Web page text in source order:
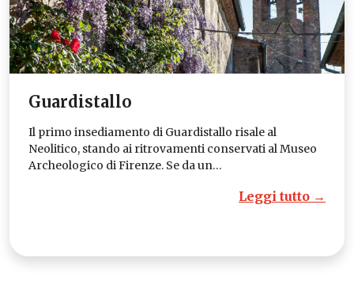
Guardistallo
Il primo insediamento di Guardistallo risale al
Neolitico, stando ai ritrovamenti conservati al Museo
Archeologico di Firenze. Se da un…
Leggi tutto →